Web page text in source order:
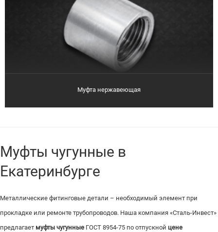
Муфта нержавеющая
Муфты чугунные в
Екатеринбурге
Металлические фитинговые детали – необходимый элемент при
прокладке или ремонте трубопроводов. Наша компания «Сталь-Инвест»
предлагает муфты чугунные ГОСТ 8954-75 по отпускной цене